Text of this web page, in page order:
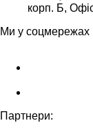
корп. Б,
Ми у соцмережах
Партнери: